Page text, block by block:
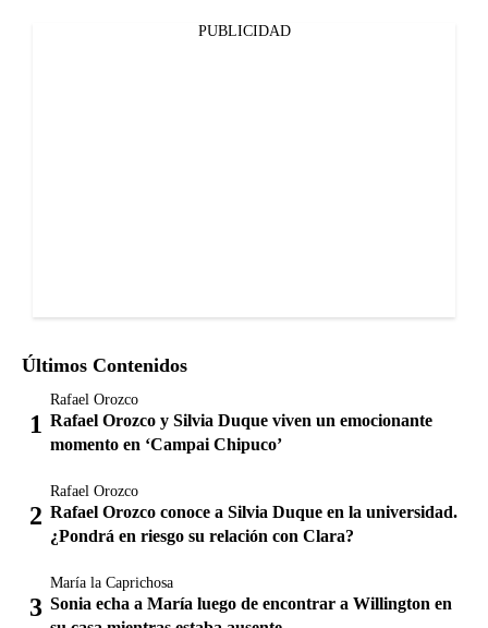
PUBLICIDAD
Últimos Contenidos
Rafael Orozco
Rafael Orozco y Silvia Duque viven un emocionante
momento en ‘Campai Chipuco’
Rafael Orozco
Rafael Orozco conoce a Silvia Duque en la universidad.
¿Pondrá en riesgo su relación con Clara?
María la Caprichosa
Sonia echa a María luego de encontrar a Willington en